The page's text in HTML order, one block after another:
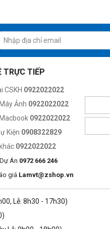
TRỰC TIẾP
CSKH 0922022022
Ảnh 0922022022
0922022022
Kiện 0908322829
0922022022
Án 0972 666 246
giá Lamvt@zshop.vn
Lễ: 8h30 - 17h30)